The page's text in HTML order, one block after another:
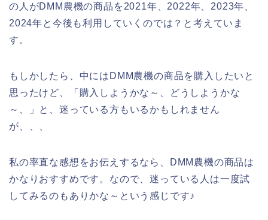
の人がDMM農機の商品を2021年、2022年、2023年、
2024年と今後も利用していくのでは？と考えていま
す。
もしかしたら、中にはDMM農機の商品を購入したいと
思ったけど、「購入しようかな～、どうしようかな
～、」と、迷っている方もいるかもしれません
が、、、
私の率直な感想をお伝えするなら、DMM農機の商品は
かなりおすすめです。なので、迷っている人は一度試
してみるのもありかな～という感じです♪